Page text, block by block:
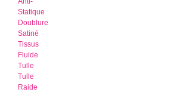
Statique
Doublure
Satiné
Tissus
Fluide
Tulle
Tulle
Raide